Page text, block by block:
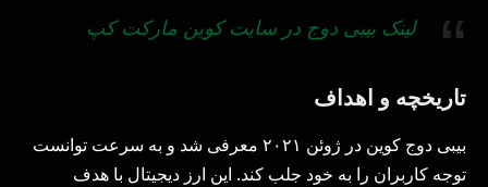
لینک بیبی دوج در سایت کوین مارکت کپ
تاریخچه و اهداف
بیبی دوج کوین در ژوئن ۲۰۲۱ معرفی شد و به سرعت توانست
توجه کاربران را به خود جلب کند. این ارز دیجیتال با هدف